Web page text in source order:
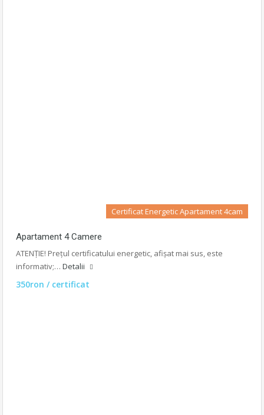
Certificat Energetic Apartament 4cam
Apartament 4 Camere
ATENȚIE! Prețul certificatului energetic, afișat mai sus, este
informativ;… Detalii
350ron / certificat